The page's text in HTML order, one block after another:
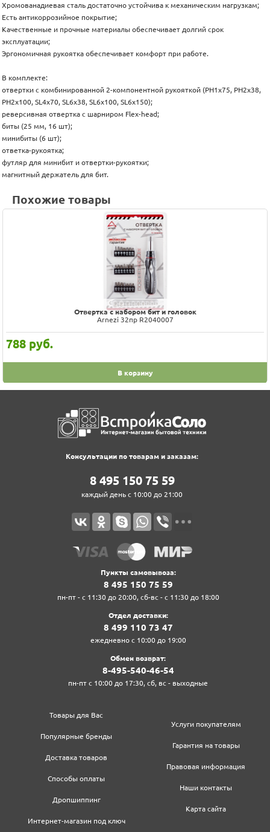
Хромованадиевая сталь достаточно устойчива к механическим нагрузкам;
Есть антикоррозийное покрытие;
Качественные и прочные материалы обеспечивает долгий срок
эксплуатации;
Эргономичная рукоятка обеспечивает комфорт при работе.
В комплекте:
отвертки с комбинированной 2-компонентной рукояткой (PH1x75, PH2x38,
PH2x100, SL4x70, SL6x38, SL6x100, SL6x150);
реверсивная отвертка с шарниром Flex-head;
биты (25 мм, 16 шт);
минибиты (6 шт);
ответка-рукоятка;
футляр для минибит и отвертки-рукоятки;
магнитный держатель для бит.
Похожие товары
Отвертка с набором бит и головок
Arnezi 32пр R2040007
788 руб.
В корзину
Консультации по товарам и заказам:
8‍ 4‍9‍5‍ 1‍5‍0‍ 7‍5‍ 5‍9‍
каждый день с 10:00 до 21:00
Пункты самовывоза:
8‍ 4‍9‍5‍ 1‍5‍0‍ 7‍5‍ 5‍9‍
пн-пт - с 11:30 до 20:00, сб-вс - с 11:30 до 18:00
Отдел доставки:
8‍ 4‍9‍9‍ 1‍1‍0‍ 7‍3‍ 4‍7‍
ежедневно с 10:00 до 19:00
Обмен возврат:
8‍-4‍9‍5‍-5‍4‍0‍-4‍6‍-5‍4‍
пн-пт с 10:00 до 17:30, сб, вс - выходные
Товары для Вас
Популярные бренды
Доставка товаров
Способы оплаты
Дропшиппинг
Интернет-магазин под ключ
Услуги покупателям
Гарантия на товары
Правовая информация
Наши контакты
Карта сайта